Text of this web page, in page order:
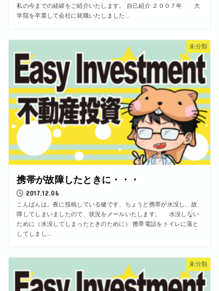
私の今までの経緯をご紹介いたします。 自己紹介 ２００７年 大
学院を卒業して会社に就職いたしました...
未分類
携帯が故障したときに・・・
2017.12.06
こんばんは。夜に投稿している健です。ちょうど携帯が水没し、故
障してしまいましたので、状況をメールいたします。 水没しない
ために（水没してしまったときのために） 携帯電話をトイレに落と
してしまし...
未分類